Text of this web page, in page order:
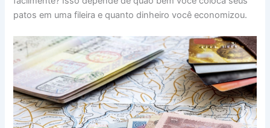
patos em uma fileira e quanto dinheiro você economizou.